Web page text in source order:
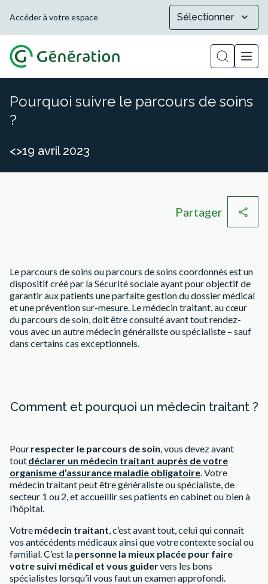
Accéder à votre espace Sélectionner
Afficher la
Pourquoi suivre le parcours de soins
?
<>19 avril 2023
Partager
Le parcours de soins ou parcours de soins coordonnés est un
dispositif créé par la Sécurité sociale ayant pour objectif de
garantir aux patients une parfaite gestion du dossier médical
et une prévention sur-mesure. Le médecin traitant, au cœur
du parcours de soin, doit être consulté avant tout rendez-
vous avec un autre médecin généraliste ou spécialiste – sauf
dans certains cas exceptionnels.
Comment et pourquoi un médecin traitant ?
Pourrespecter le parcours de soin, vous devez avant
toutdéclarer un médecin traitant auprès de votre
organisme d’assurance maladie obligatoire. Votre
médecin traitant peut être généraliste ou spécialiste, de
secteur 1 ou 2, et accueillir ses patients en cabinet ou bien à
l’hôpital.
Votremédecin traitant, c’est avant tout, celui qui connaît
vos antécédents médicaux ainsi que votre contexte social ou
familial. C’est lapersonne la mieux placée pour faire
votre suivi médical et vous guidervers les bons
spécialistes lorsqu’il vous faut un examen approfondi.